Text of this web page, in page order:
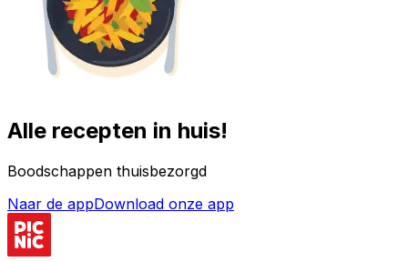
Alle recepten in huis!
Boodschappen thuisbezorgd
Naar de appDownload onze app